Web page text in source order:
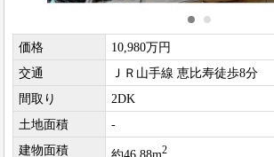
価格
10,980万円
交通
ＪＲ山手線 恵比寿徒歩8分
間取り
2DK
土地面積
-
建物面積
2